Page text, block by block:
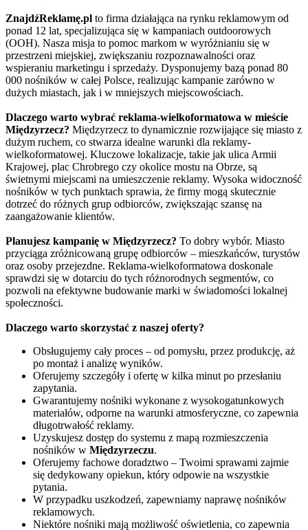
ZnajdźReklamę.pl to firma działająca na rynku reklamowym od
ponad 12 lat, specjalizująca się w kampaniach outdoorowych
(OOH). Nasza misja to pomoc markom w wyróżnianiu się w
przestrzeni miejskiej, zwiększaniu rozpoznawalności oraz
wspieraniu marketingu i sprzedaży. Dysponujemy bazą ponad 80
000 nośników w całej Polsce, realizując kampanie zarówno w
dużych miastach, jak i w mniejszych miejscowościach.
Dlaczego warto wybrać reklama-wielkoformatowa w mieście
Międzyrzecz? Międzyrzecz to dynamicznie rozwijające się miasto z
dużym ruchem, co stwarza idealne warunki dla reklamy-
wielkoformatowej. Kluczowe lokalizacje, takie jak ulica Armii
Krajowej, plac Chrobrego czy okolice mostu na Obrze, są
świetnymi miejscami na umieszczenie reklamy. Wysoka widoczność
nośników w tych punktach sprawia, że firmy mogą skutecznie
dotrzeć do różnych grup odbiorców, zwiększając szansę na
zaangażowanie klientów.
Planujesz kampanię w Międzyrzecz? To dobry wybór. Miasto
przyciąga zróżnicowaną grupę odbiorców – mieszkańców, turystów
oraz osoby przejezdne. Reklama-wielkoformatowa doskonale
sprawdzi się w dotarciu do tych różnorodnych segmentów, co
pozwoli na efektywne budowanie marki w świadomości lokalnej
społeczności.
Dlaczego warto skorzystać z naszej oferty?
Obsługujemy cały proces – od pomysłu, przez produkcję, aż
po montaż i analizę wyników.
Oferujemy szczegóły i ofertę w kilka minut po przesłaniu
zapytania.
Gwarantujemy nośniki wykonane z wysokogatunkowych
materiałów, odporne na warunki atmosferyczne, co zapewnia
długotrwałość reklamy.
Uzyskujesz dostęp do systemu z mapą rozmieszczenia
nośników w Międzyrzeczu.
Oferujemy fachowe doradztwo – Twoimi sprawami zajmie
się dedykowany opiekun, który odpowie na wszystkie
pytania.
W przypadku uszkodzeń, zapewniamy naprawę nośników
reklamowych.
Niektóre nośniki mają możliwość oświetlenia, co zapewnia